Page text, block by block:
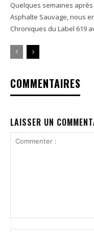
Quelques semaines
Asphalte Sauvage, nous
Chroniques du Label 619
COMMENTAIRES
LAISSER UN